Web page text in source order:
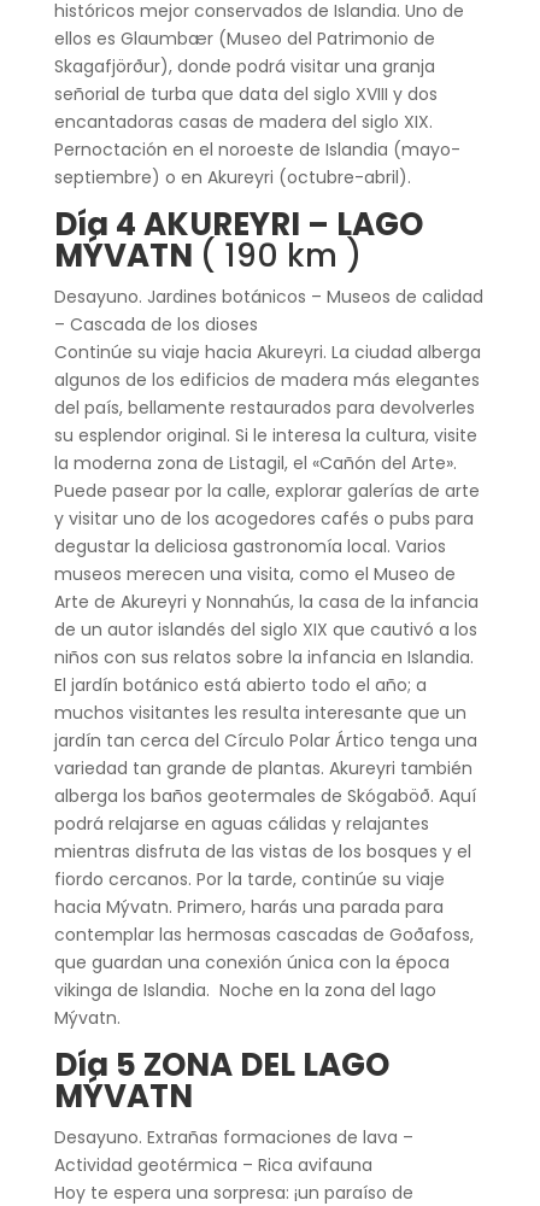
históricos mejor conservados de Islandia. Uno de
ellos es Glaumbær (Museo del Patrimonio de
Skagafjörður), donde podrá visitar una granja
señorial de turba que data del siglo XVIII y dos
encantadoras casas de madera del siglo XIX.
Pernoctación en el noroeste de Islandia (mayo-
septiembre) o en Akureyri (octubre-abril).
Día 4 AKUREYRI – LAGO
MÝVATN ( 190 km )
Desayuno. Jardines botánicos – Museos de calidad
– Cascada de los dioses
Continúe su viaje hacia Akureyri. La ciudad alberga
algunos de los edificios de madera más elegantes
del país, bellamente restaurados para devolverles
su esplendor original. Si le interesa la cultura, visite
la moderna zona de Listagil, el «Cañón del Arte».
Puede pasear por la calle, explorar galerías de arte
y visitar uno de los acogedores cafés o pubs para
degustar la deliciosa gastronomía local. Varios
museos merecen una visita, como el Museo de
Arte de Akureyri y Nonnahús, la casa de la infancia
de un autor islandés del siglo XIX que cautivó a los
niños con sus relatos sobre la infancia en Islandia.
El jardín botánico está abierto todo el año; a
muchos visitantes les resulta interesante que un
jardín tan cerca del Círculo Polar Ártico tenga una
variedad tan grande de plantas. Akureyri también
alberga los baños geotermales de Skógaböð. Aquí
podrá relajarse en aguas cálidas y relajantes
mientras disfruta de las vistas de los bosques y el
fiordo cercanos. Por la tarde, continúe su viaje
hacia Mývatn. Primero, harás una parada para
contemplar las hermosas cascadas de Goðafoss,
que guardan una conexión única con la época
vikinga de Islandia. Noche en la zona del lago
Mývatn.
Día 5 ZONA DEL LAGO
MÝVATN
Desayuno. Extrañas formaciones de lava –
Actividad geotérmica – Rica avifauna
Hoy te espera una sorpresa: ¡un paraíso de